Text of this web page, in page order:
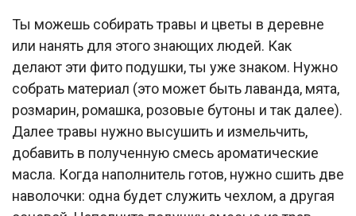
Ты можешь собирать травы и цветы в деревне
или нанять для этого знающих людей. Как
делают эти фито подушки, ты уже знаком. Нужно
собрать материал (это может быть лаванда, мята,
розмарин, ромашка, розовые бутоны и так далее).
Далее травы нужно высушить и измельчить,
добавить в полученную смесь ароматические
масла. Когда наполнитель готов, нужно сшить две
наволочки: одна будет служить чехлом, а другая